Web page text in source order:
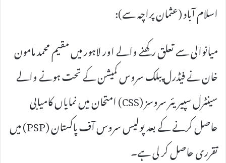
اسلام آباد (عثمان پراچہ سے):
میانوالی سے تعلق رکھنے والے اور لاہور میں مقیم محمد مامون
خان نے فیڈرل پبلک سروس کمیشن کے تحت ہونے والے
سینٹرل سپیریئر سروسز (CSS) امتحان میں نمایاں کامیابی
حاصل کرنے کے بعد پولیس سروس آف پاکستان (PSP) میں
تقرری حاصل کر لی ہے۔